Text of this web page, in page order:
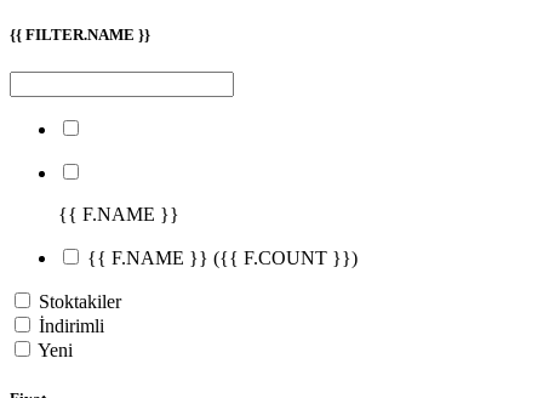
{{ FILTER.NAME }}
{{ F.NAME }}
{{ F.NAME }} ({{ F.COUNT }})
Stoktakiler
İndirimli
Yeni